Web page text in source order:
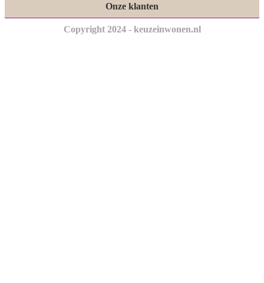
Onze klanten
Copyright 2024 - keuzeinwonen.nl